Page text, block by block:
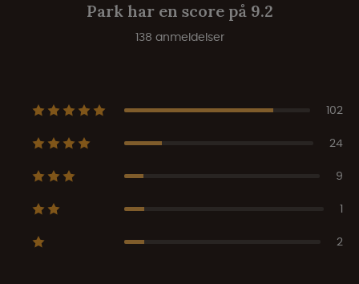
Park har en score på 9.2
138 anmeldelser
102
24
9
1
2